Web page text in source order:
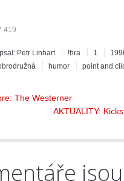
419
Petr Linhart !hra 1
humor point and
The Westerner
AKTUALITY: